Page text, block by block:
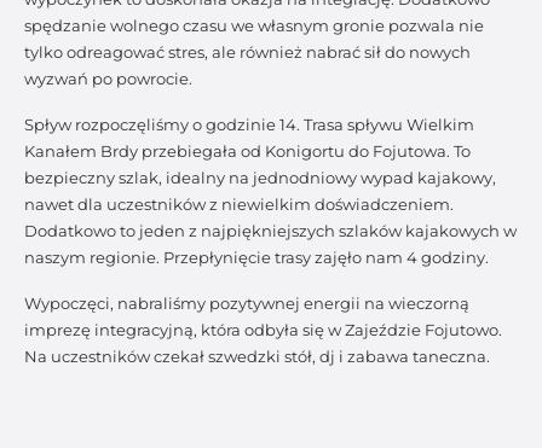
spędzanie wolnego czasu we własnym gronie pozwala nie
tylko odreagować stres, ale również nabrać sił do nowych
wyzwań po powrocie.
Spływ rozpoczęliśmy o godzinie 14. Trasa spływu Wielkim
Kanałem Brdy przebiegała od Konigortu do Fojutowa. To
bezpieczny szlak, idealny na jednodniowy wypad kajakowy,
nawet dla uczestników z niewielkim doświadczeniem.
Dodatkowo to jeden z najpiękniejszych szlaków kajakowych w
naszym regionie. Przepłynięcie trasy zajęło nam 4 godziny.
Wypoczęci, nabraliśmy pozytywnej energii na wieczorną
imprezę integracyjną, która odbyła się w Zajeździe Fojutowo.
Na uczestników czekał szwedzki stół, dj i zabawa taneczna.